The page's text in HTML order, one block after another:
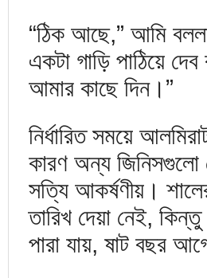
“ঠিক আছে,” আমি
একটা গাড়ি পাঠিয়ে
আমার কাছে দিন।”
নির্ধারিত সময়ে
কারণ অন্য জিনিসগুলো
সত্যি আকর্ষণীয়।
তারিখ দেয়া নেই,
পারা যায়, ষাট বছর